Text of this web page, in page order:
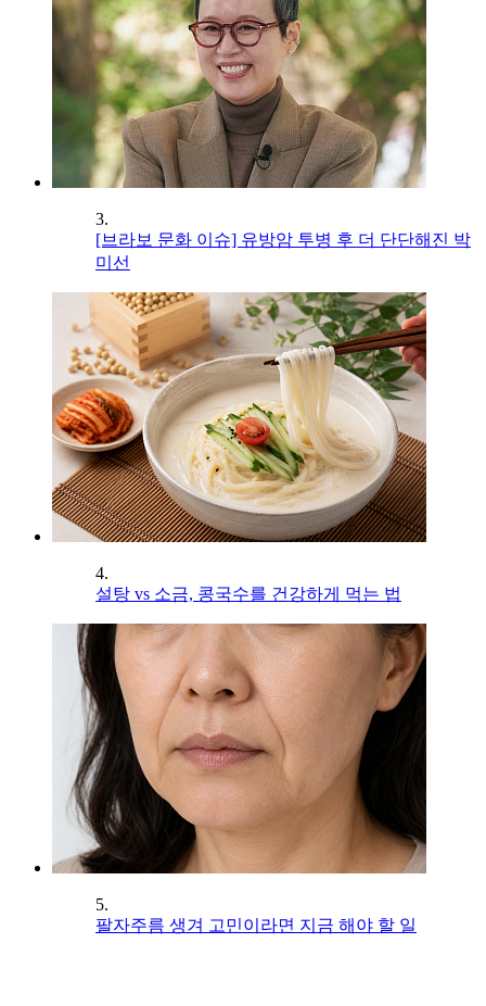
3.
[브라보 문화 이슈] 유방암 투병 후 더 단단해진 박
미선
4.
설탕 vs 소금, 콩국수를 건강하게 먹는 법
5.
팔자주름 생겨 고민이라면 지금 해야 할 일